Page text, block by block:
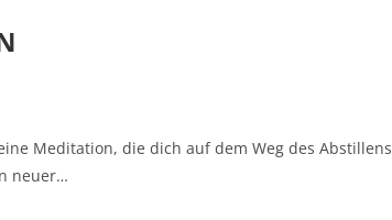
Meditation, die dich auf dem Weg des Abstillens
neuer…